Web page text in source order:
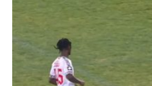
o